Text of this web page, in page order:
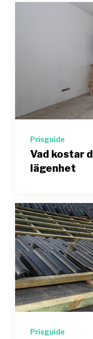
Prisguide
Vad kostar
lägenhet
Prisguide